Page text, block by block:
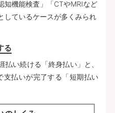
知機能検査」「CTやMRIなど
しているケースが多くみられ
る
い続ける「終身払い」と、
払いが完了する「短期払い